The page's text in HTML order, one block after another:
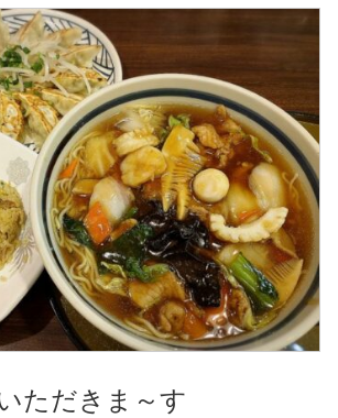
ただきま～す